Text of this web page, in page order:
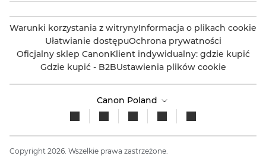
Warunki korzystania z witrynyInformacja o plikach cookie
Ułatwianie dostępuOchrona prywatności
Oficjalny sklep CanonKlient indywidualny: gdzie kupić
Gdzie kupić - B2BUstawienia plików cookie
Canon Poland
Copyright 2026. Wszelkie prawa zastrzeżone.